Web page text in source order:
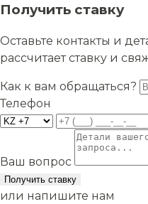
Получить ставку
Оставьте контакты и
рассчитает ставку и
Как к вам обращаться?
Телефон
Ваш вопрос
Получить ставку
или напишите нам